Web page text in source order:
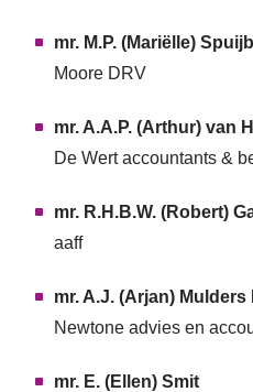
mr. M.P. (Mariëlle)
Moore DRV
mr. A.A.P. (Arthur) van
De Wert accountants &
mr. R.H.B.W. (Robert)
aaff
mr. A.J. (Arjan) Mulders
Newtone advies en
mr. E. (Ellen) Smit